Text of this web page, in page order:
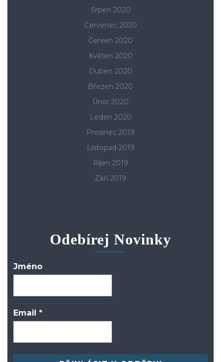
Srpen 2020
Červenec 2020
Červen 2020
Květen 2020
Duben 2020
Březen 2020
Únor 2020
Leden 2020
Prosinec 2019
Listopad 2019
Říjen 2019
Září 2019
Odebírej Novinky
Jméno
Email *